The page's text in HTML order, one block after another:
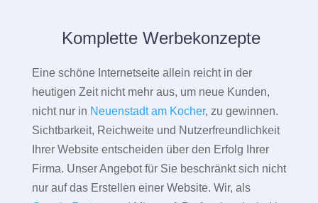
Komplette Werbekonzepte
Eine schöne Internetseite allein reicht in der
heutigen Zeit nicht mehr aus, um neue Kunden,
nicht nur in Neuenstadt am Kocher, zu gewinnen.
Sichtbarkeit, Reichweite und Nutzerfreundlichkeit
Ihrer Website entscheiden über den Erfolg Ihrer
Firma. Unser Angebot für Sie beschränkt sich nicht
nur auf das Erstellen einer Website. Wir, als